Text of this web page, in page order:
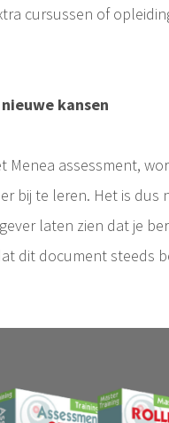
cursussen of
kansen
Menea assessment,
bij te leren. Het is
laten zien dat je
dit document steeds